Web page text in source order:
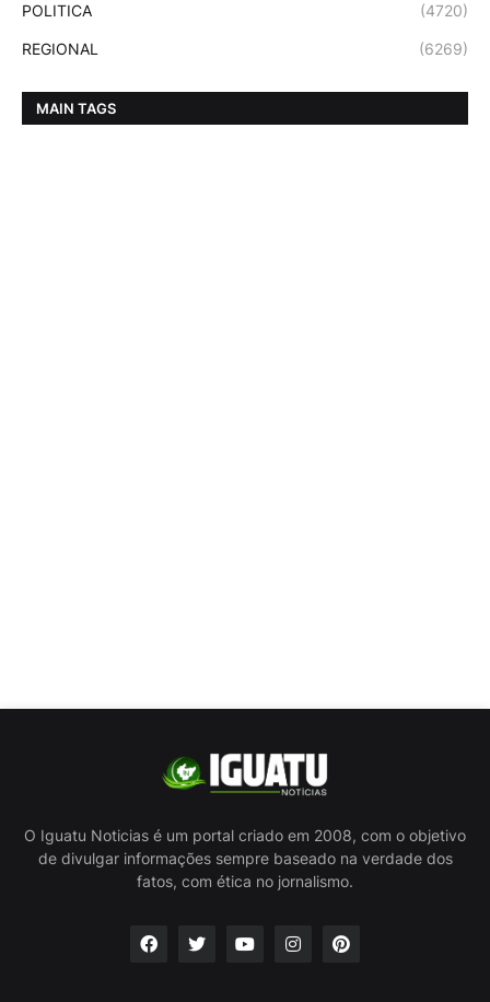
POLITICA (4720)
REGIONAL (6269)
MAIN TAGS
O Iguatu Noticias é um portal criado em 2008, com o objetivo
de divulgar informações sempre baseado na verdade dos
fatos, com ética no jornalismo.